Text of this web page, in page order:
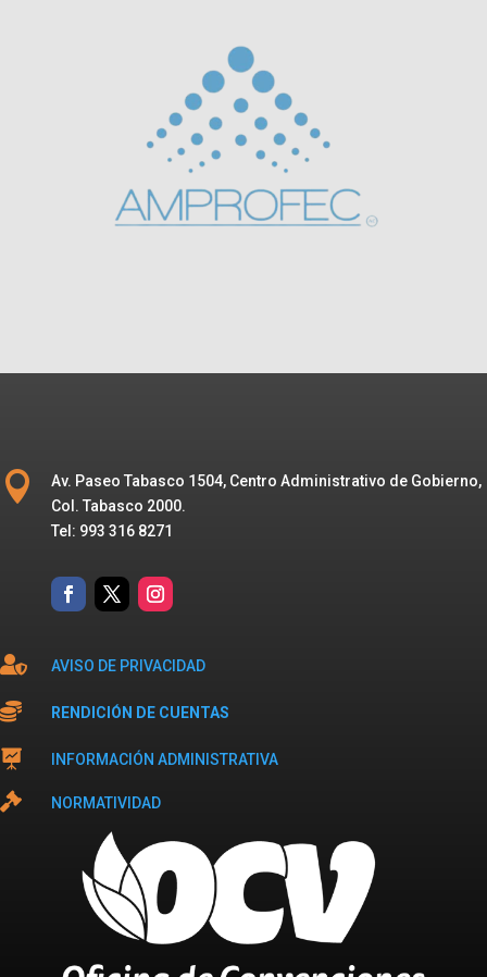

Av. Paseo Tabasco 1504, Centro Administrativo de Gobierno,
Col. Tabasco 2000.
Tel: 993 316 8271
 AVISO DE PRIVACIDAD
 RENDICIÓN DE CUENTAS
 INFORMACIÓN ADMINISTRATIVA
 NORMATIVIDAD